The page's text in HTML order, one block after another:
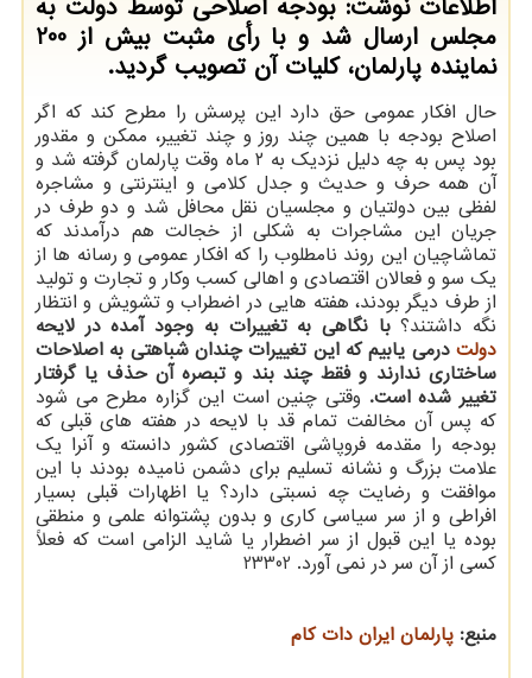
اطلاعات نوشت: بودجه اصلاحی توسط دولت به
مجلس ارسال شد و با رأی مثبت بیش از 200
نماینده پارلمان، کلیات آن تصویب گردید.
حال افکار عمومی حق دارد این پرسش را مطرح کند که اگر
اصلاح بودجه با همین چند روز و چند تغییر، ممکن و مقدور
بود پس به چه دلیل نزدیک به ۲ ماه وقت پارلمان گرفته شد و
آن همه حرف و حدیث و جدل کلامی و اینترنتی و مشاجره
لفظی بین دولتیان و مجلسیان نقل محافل شد و دو طرف در
جریان این مشاجرات به شکلی از خجالت هم درآمدند که
تماشاچیان این روند نامطلوب را که افکار عمومی و رسانه ها از
یک سو و فعالان اقتصادی و اهالی کسب وکار و تجارت و تولید
از طرف دیگر بودند، هفته هایی در اضطراب و تشویش و انتظار
نگه داشتند؟با نگاهی به تغییرات به وجود آمده در لایحه
دولت درمی یابیم که این تغییرات چندان شباهتی به اصلاحات
ساختاری ندارند و فقط چند بند و تبصره آن حذف یا گرفتار
تغییر شده است. وقتی چنین است این گزاره مطرح می شود
که پس آن مخالفت تمام قد با لایحه در هفته های قبلی که
بودجه را مقدمه فروپاشی اقتصادی کشور دانسته و آنرا یک
علامت بزرگ و نشانه تسلیم برای دشمن نامیده بودند با این
موافقت و رضایت چه نسبتی دارد؟ یا اظهارات قبلی بسیار
افراطی و از سر سیاسی کاری و بدون پشتوانه علمی و منطقی
بوده یا این قبول از سر اضطرار یا شاید الزامی است که فعلاً
کسی از آن سر در نمی آورد. 23302
منبع: پارلمان ایران دات كام